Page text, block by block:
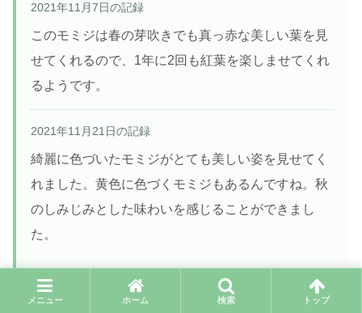
2021年11月7日の記録
このモミジは春の芽吹きでも真っ赤な美しい葉を見
せてくれるので、1年に2回も紅葉を楽しませてくれ
るようです。
2021年11月21日の記録
綺麗に色づいたモミジがとても美しい姿を見せてく
れました。黄色に色づくモミジもあるんですね。秋
のしみじみとした味わいを感じることができまし
た。
日付は当時の記録公開日です。撮影日そのものとは限りませ
ん。
メニュー ホーム 検索 トップ